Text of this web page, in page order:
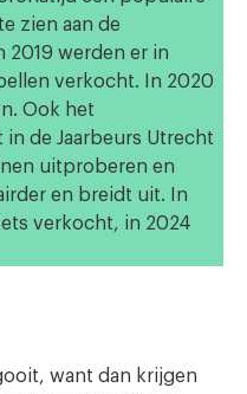
zien aan de
2019 werden er in
verkocht. In 2020
Ook het
de Jaarbeurs Utrecht
uitproberen en
en breidt uit. In
verkocht, in 2024
want dan krijgen